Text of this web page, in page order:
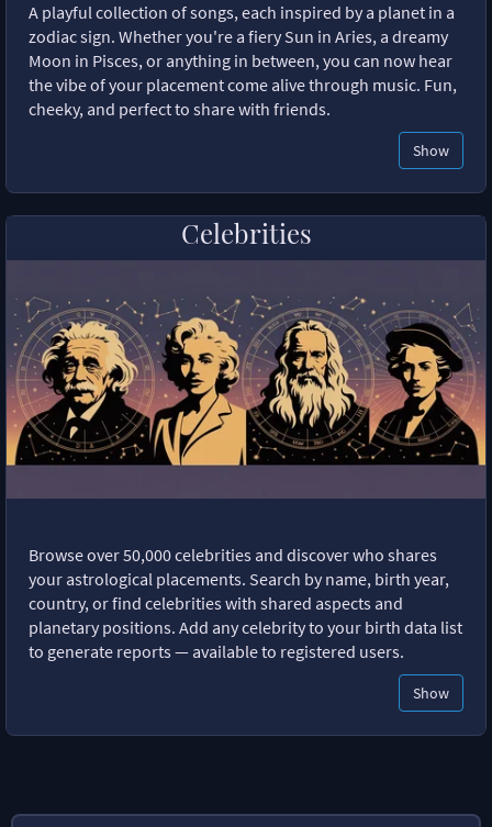
A playful collection of songs, each inspired by a planet in a
zodiac sign. Whether you're a fiery Sun in Aries, a dreamy
Moon in Pisces, or anything in between, you can now hear
the vibe of your placement come alive through music. Fun,
cheeky, and perfect to share with friends.
Show
Celebrities
Browse over 50,000 celebrities and discover who shares
your astrological placements. Search by name, birth year,
country, or find celebrities with shared aspects and
planetary positions. Add any celebrity to your birth data list
to generate reports — available to registered users.
Show